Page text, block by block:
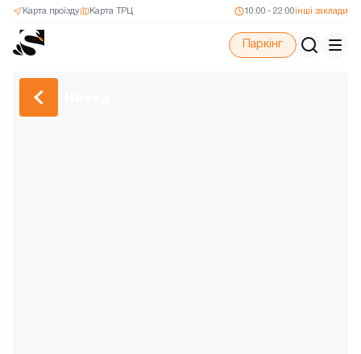
Карта ТРЦ
Карта проїзду 10:00 - 22:00 інші заклади
Паркінг